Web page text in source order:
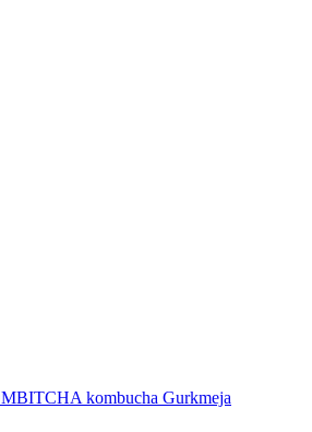
kombucha Gurkmeja